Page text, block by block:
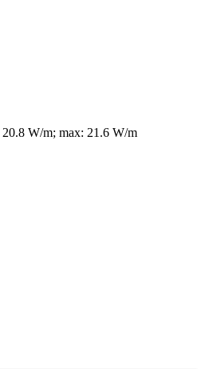
W/m; max: 21.6 W/m